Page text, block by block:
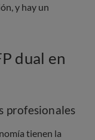
y hay un
dual en
profesionales
tienen la